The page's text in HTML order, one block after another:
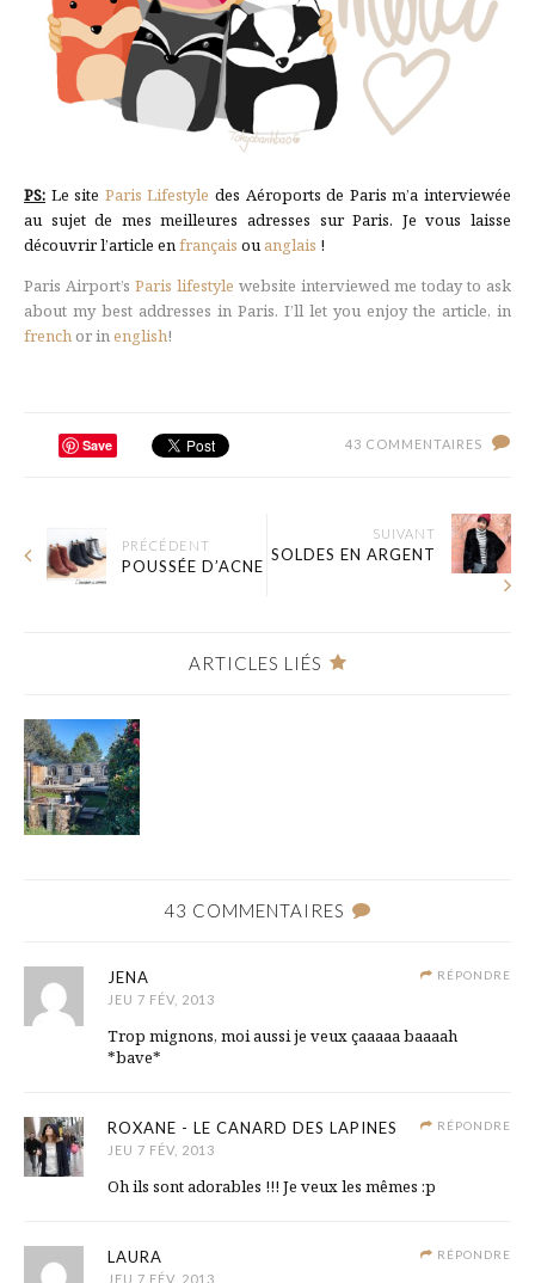
PS: Le site Paris Lifestyledes Aéroports de Paris m’a interviewée
au sujet de mes meilleures adresses sur Paris. Je vous laisse
découvrir l’article enfrançais ouanglais !
Paris Airport’s Paris lifestyle website interviewed me today to ask
about my best addresses in Paris. I’ll let you enjoy the article, in
french or inenglish!
Save 43 COMMENTAIRES
PRÉCÉDENT
POUSSÉE D’ACNE
SUIVANT
SOLDES EN ARGENT
ARTICLES LIÉS
43 COMMENTAIRES
RÉPONDRE
JENA
JEU 7 FÉV, 2013
Trop mignons, moi aussi je veux çaaaaa baaaah
*bave*
RÉPONDRE
ROXANE - LE CANARD DES LAPINES
JEU 7 FÉV, 2013
Oh ils sont adorables !!! Je veux les mêmes :p
RÉPONDRE
LAURA
JEU 7 FÉV, 2013